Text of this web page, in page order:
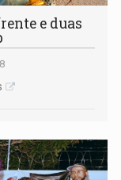
e duas